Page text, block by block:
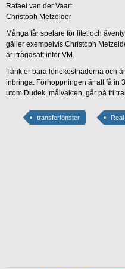
Rafael van der Vaart
Christoph Metzelder
Många får spelare för litet och
gäller exempelvis Christoph
är ifrågasatt inför VM.
Tänk er bara lönekostnaderna och
inbringa. Förhoppningen är att få in
utom Dudek, målvakten, går på fri
transferfönster